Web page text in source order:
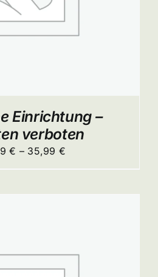
Einrichtung –
verboten
€ – 35,99 €
22,99 €